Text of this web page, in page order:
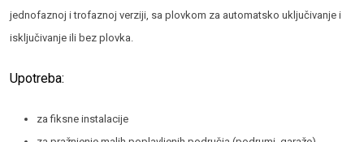
jednofaznoj i trofaznoj verziji, sa plovkom za automatsko uključivanje i
isključivanje ili bez plovka.
Upotreba:
za fiksne instalacije